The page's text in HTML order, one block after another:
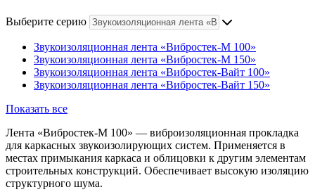
Выберите серию
Звукоизоляционная лента «Вибростек-М 100»
Звукоизоляционная лента «Вибростек-М 150»
Звукоизоляционная лента «Вибростек-Вайт 100»
Звукоизоляционная лента «Вибростек-Вайт 150»
Показать все
Лента «Вибростек-М 100» — виброизоляционная прокладка
для каркасных звукоизолирующих систем. Применяется в
местах примыкания каркаса и облицовки к другим элементам
строительных конструкций. Обеспечивает высокую изоляцию
структурного шума.